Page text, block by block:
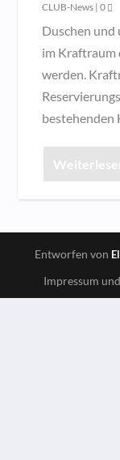
CLUB-News |0
Duschen und
im
werden.
bestehenden
Entworfen von
Impressum